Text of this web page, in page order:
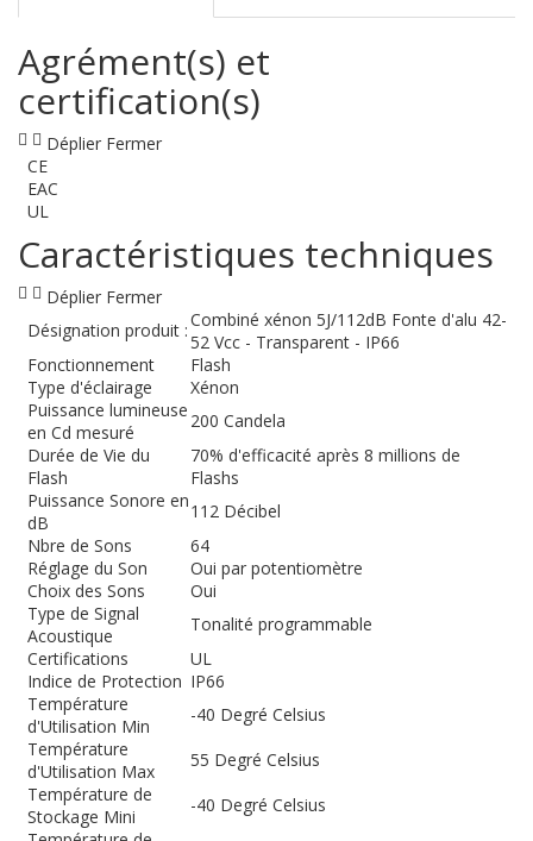
Agrément(s) et
certification(s)
Déplier Fermer
CE
EAC
UL
Caractéristiques techniques
Déplier Fermer
Désignation produit :Combiné xénon 5J/112dB Fonte d'alu 42-
52 Vcc - Transparent - IP66
Fonctionnement
Flash
Type d'éclairage
Xénon
Puissance lumineuse
en Cd mesuré
200 Candela
Durée de Vie du
Flash
70% d'efficacité après 8 millions de
Flashs
Puissance Sonore en
dB
112 Décibel
Nbre de Sons
64
Réglage du Son
Oui par potentiomètre
Choix des Sons
Oui
Type de Signal
Acoustique
Tonalité programmable
Certifications
UL
Indice de Protection IP66
Température
d'Utilisation Min
-40 Degré Celsius
Température
d'Utilisation Max
55 Degré Celsius
Température de
Stockage Mini
-40 Degré Celsius